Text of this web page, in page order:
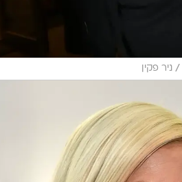
/ ניר פקין